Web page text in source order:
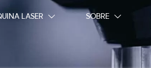
LASER  SOBRE 